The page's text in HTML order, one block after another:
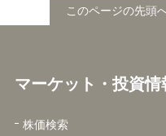
このページの先頭
このページの先頭
マーケット・投資情
株価検索